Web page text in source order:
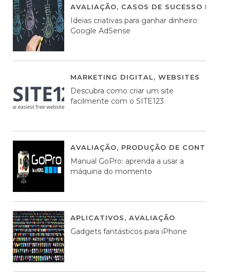
AVALIAÇÃO, CASOS DE SUCESSO DE
Ideias criativas para ganhar dinheiro:
Google AdSense
MARKETING DIGITAL, WEBSITES
Descubra como criar um site
facilmente com o SITE123
AVALIAÇÃO, PRODUÇÃO DE CONTEÚDOS
Manual GoPro: aprenda a usar a
máquina do momento
APLICATIVOS, AVALIAÇÃO
Gadgets fantásticos para iPhone